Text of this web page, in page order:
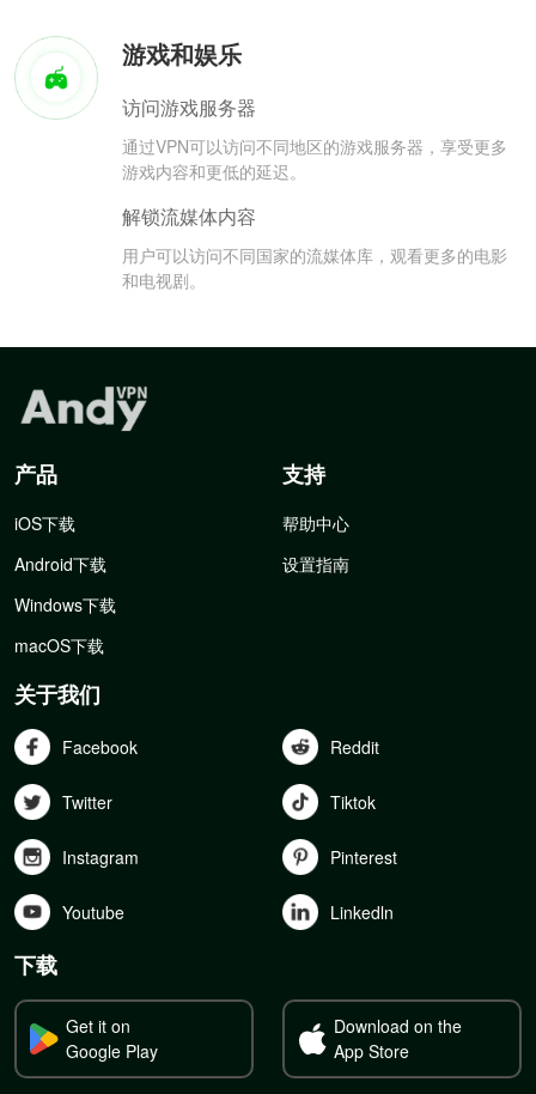
游戏和娱乐
访问游戏服务器
通过VPN可以访问不同地区的游戏服务器，享受更多
游戏内容和更低的延迟。
解锁流媒体内容
用户可以访问不同国家的流媒体库，观看更多的电影
和电视剧。
产品
iOS下载
Android下载
Windows下载
macOS下载
支持
帮助中心
设置指南
关于我们
Facebook Reddit
Twitter Tiktok
Instagram Pinterest
Youtube Linkedln
下载
Get it on
Google Play
Download on the
App Store